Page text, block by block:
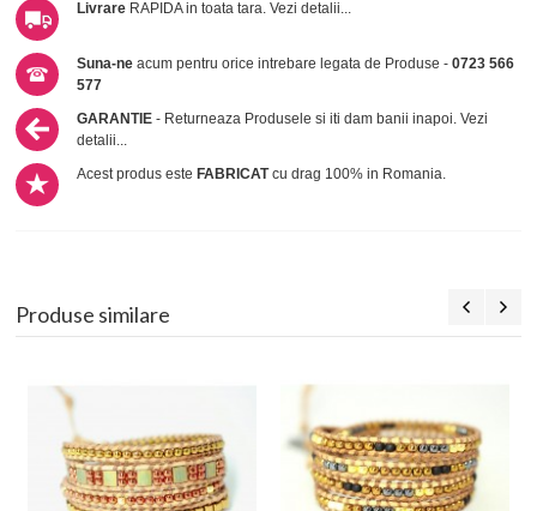
Livrare RAPIDA in toata tara.Vezi detalii...
Suna-ne acum pentru orice intrebare legata de Produse -0723 566
577
GARANTIE - Returneaza Produsele si iti dam banii inapoi.Vezi
detalii...
Acest produs esteFABRICATcu drag 100% in Romania.
Produse similare